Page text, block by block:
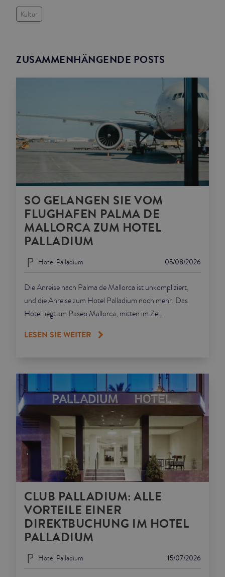
Kultur
ZUSAMMENHÄNGENDE POSTS
SO GELANGEN SIE VOM
FLUGHAFEN PALMA DE
MALLORCA ZUM HOTEL
PALLADIUM
05/08/2026
Hotel Palladium
Die Anreise nach Palma de Mallorca ist unkompliziert,
und die Anreise zum Hotel Palladium noch mehr. Das
Hotel liegt am Paseo Mallorca, mitten im Ze...
LESEN SIE WEITER
CLUB PALLADIUM: ALLE
VORTEILE EINER
DIREKTBUCHUNG IM HOTEL
PALLADIUM
15/07/2026
Hotel Palladium